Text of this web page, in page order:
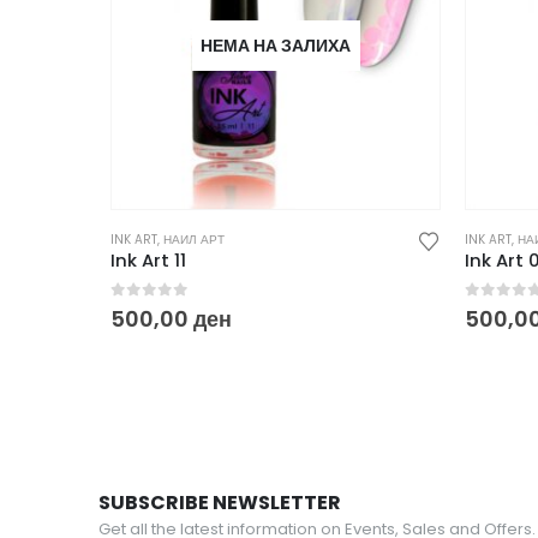
НЕМА НА ЗАЛИХА
INK ART, НАИЛ АРТ
Ink Art 11
0out of 5
500,00 ден
INK ART,
Ink Art
0out
SUBSCRIBE NEWSLETTER
Get all the latest information on Events, Sales and Offers.